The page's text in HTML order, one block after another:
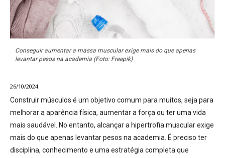
Conseguir aumentar a massa muscular exige mais do que apenas
levantar pesos na academia (Foto: Freepik)
26/10/2024
Construir músculos é um objetivo comum para muitos, seja para
melhorar a aparência física, aumentar a força ou ter uma vida
mais saudável. No entanto, alcançar a hipertrofia muscular exige
mais do que apenas levantar pesos na academia. É preciso ter
disciplina, conhecimento e uma estratégia completa que